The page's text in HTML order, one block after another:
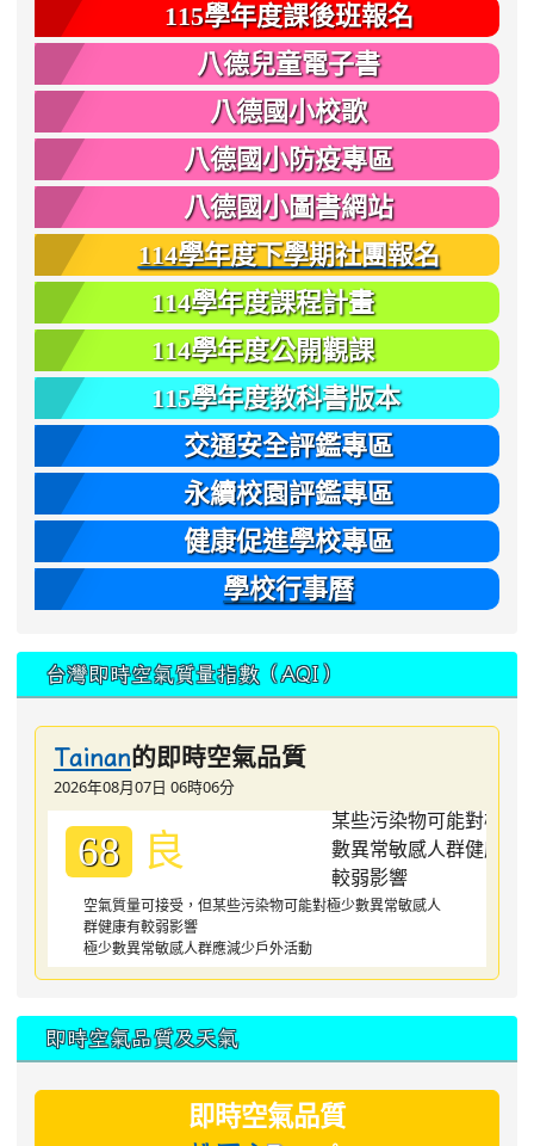
115學年度課後班報名
八德兒童電子書
八德國小校歌
八德國小防疫專區
八德國小圖書網站
114學年度下學期社團報名
114學年度課程計畫
114學年度公開觀課
115學年度教科書版本
交通安全評鑑專區
永續校園評鑑專區
健康促進學校專區
學校行事曆
台灣即時空氣質量指數（AQI）
Tainan的即時空氣品質
2026年08月07日 06時06分
68 良
空氣質量可接受，但某些污染物可能對極少數異常敏感人
群健康有較弱影響
極少數異常敏感人群應減少戶外活動
即時空氣品質及天氣
即時空氣品質